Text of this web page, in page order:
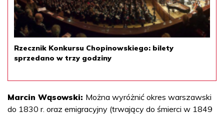
Rzecznik Konkursu Chopinowskiego: bilety
sprzedano w trzy godziny
Marcin Wąsowski: Można wyróżnić okres warszawski
do 1830 r. oraz emigracyjny (trwający do śmierci w 1849